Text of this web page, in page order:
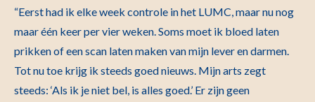
“Eerst had ik elke week controle in het LUMC, maar nu nog
maar één keer per vier weken. Soms moet ik bloed laten
prikken of een scan laten maken van mijn lever en darmen.
Tot nu toe krijg ik steeds goed nieuws. Mijn arts zegt
steeds: ‘Als ik je niet bel, is alles goed.’ Er zijn geen